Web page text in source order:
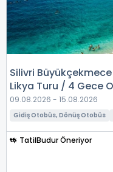
Silivri Büyükçekmece
Likya Turu / 4 Gece
09.08.2026 - 15.08.2026
Gidiş Otobüs, Dönüş Otobüs
TatilBudur Öneriyor